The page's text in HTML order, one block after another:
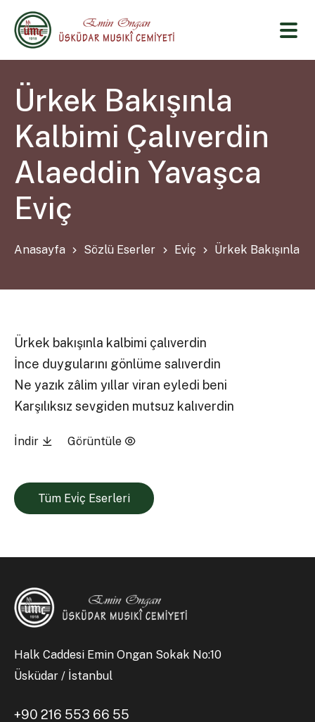
Ürkek Bakışınla
Kalbimi Çalıverdin
Alaeddin Yavaşca
Eviç
Anasayfa Sözlü Eserler Evi̇ç Ürkek Bakışınla
Ürkek bakışınla kalbimi çalıverdin
İnce duygularını gönlüme salıverdin
Ne yazık zâlim yıllar viran eyledi beni
Karşılıksız sevgiden mutsuz kalıverdin
İndir Görüntüle
Tüm Evi̇ç Eserleri
Halk Caddesi Emin Ongan Sokak No:10
Üsküdar / İstanbul
+90 216 553 66 55